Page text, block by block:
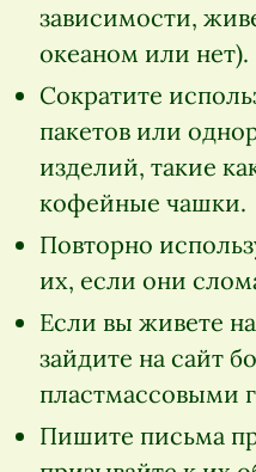
зависимости,
океаном или нет).
Сократите
пакетов или
изделий, такие
кофейные чашки.
Повторно
их, если они
Если вы живете
зайдите на сайт
пластмассовыми
Пишите письма